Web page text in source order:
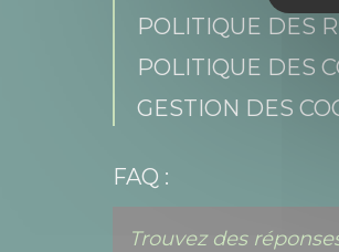
POLITIQUE DES
POLITIQUE DES
GESTION DES
FAQ :
Trouvez des